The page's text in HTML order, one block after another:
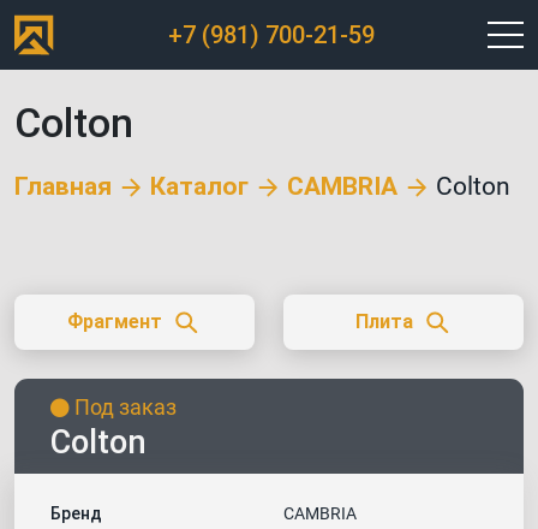
+7 (981) 700-21-59
Colton
Главная Каталог CAMBRIA Colton
Фрагмент Плита
Под заказ
Colton
Бренд
CAMBRIA